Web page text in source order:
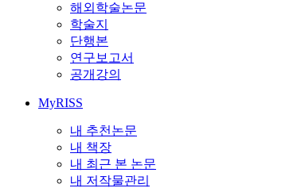
해외학술논문
학술지
단행본
연구보고서
공개강의
MyRISS
내 추천논문
내 책장
내 최근 본 논문
내 저작물관리